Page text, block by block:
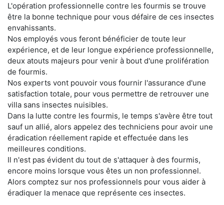
L'opération professionnelle contre les fourmis se trouve
être la bonne technique pour vous défaire de ces insectes
envahissants.
Nos employés vous feront bénéficier de toute leur
expérience, et de leur longue expérience professionnelle,
deux atouts majeurs pour venir à bout d'une prolifération
de fourmis.
Nos experts vont pouvoir vous fournir l'assurance d'une
satisfaction totale, pour vous permettre de retrouver une
villa sans insectes nuisibles.
Dans la lutte contre les fourmis, le temps s'avère être tout
sauf un allié, alors appelez des techniciens pour avoir une
éradication réellement rapide et effectuée dans les
meilleures conditions.
Il n'est pas évident du tout de s'attaquer à des fourmis,
encore moins lorsque vous êtes un non professionnel.
Alors comptez sur nos professionnels pour vous aider à
éradiquer la menace que représente ces insectes.